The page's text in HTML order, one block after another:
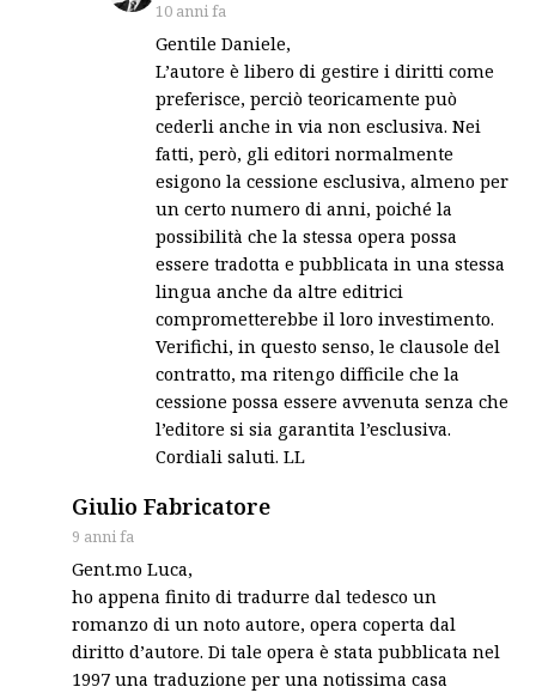
10 anni fa
Gentile Daniele,
L’autore è libero di gestire i diritti come
preferisce, perciò teoricamente può
cederli anche in via non esclusiva. Nei
fatti, però, gli editori normalmente
esigono la cessione esclusiva, almeno per
un certo numero di anni, poiché la
possibilità che la stessa opera possa
essere tradotta e pubblicata in una stessa
lingua anche da altre editrici
comprometterebbe il loro investimento.
Verifichi, in questo senso, le clausole del
contratto, ma ritengo difficile che la
cessione possa essere avvenuta senza che
l’editore si sia garantita l’esclusiva.
Cordiali saluti. LL
Giulio Fabricatoresays:
9 anni fa
Gent.mo Luca,
ho appena finito di tradurre dal tedesco un
romanzo di un noto autore, opera coperta dal
diritto d’autore. Di tale opera è stata pubblicata nel
1997 una traduzione per una notissima casa